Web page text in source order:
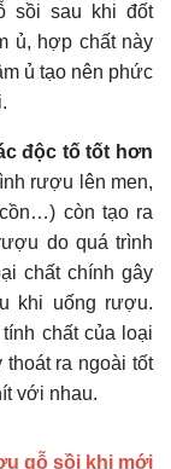
sồi sau khi đốt
ủ, hợp chất này
ủ tạo nên phức
độc tố tốt hơn
rượu lên men,
còn tạo ra
do quá trình
chất chính gây
khi uống rượu.
chất của loại
ra ngoài tốt
với nhau.
gỗ sồi khi mới